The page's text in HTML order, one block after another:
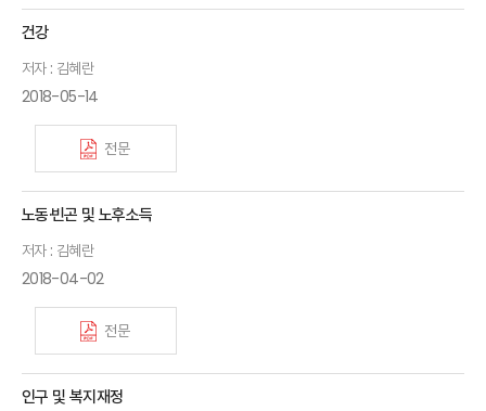
건강
저자 : 김혜란
2018-05-14
전문
노동·빈곤 및 노후소득
저자 : 김혜란
2018-04-02
전문
인구 및 복지재정